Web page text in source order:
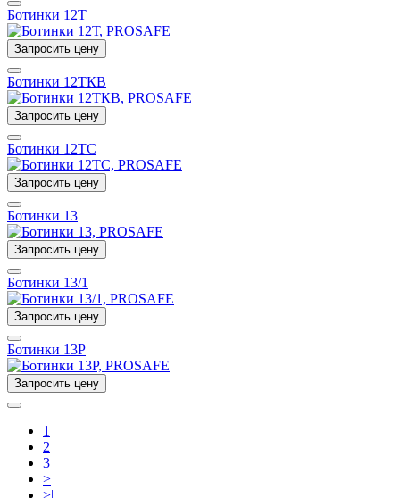
Ботинки 12Т
Запросить цену
Ботинки 12ТКВ
Запросить цену
Ботинки 12ТС
Запросить цену
Ботинки 13
Запросить цену
Ботинки 13/1
Запросить цену
Ботинки 13Р
Запросить цену
1
2
3
>
>|